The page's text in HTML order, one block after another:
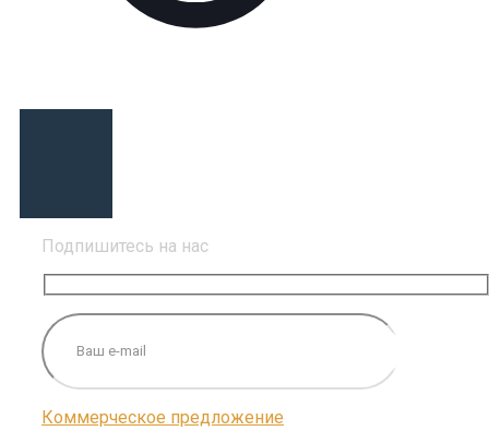
Подпишитесь на нас
Коммерческое предложение